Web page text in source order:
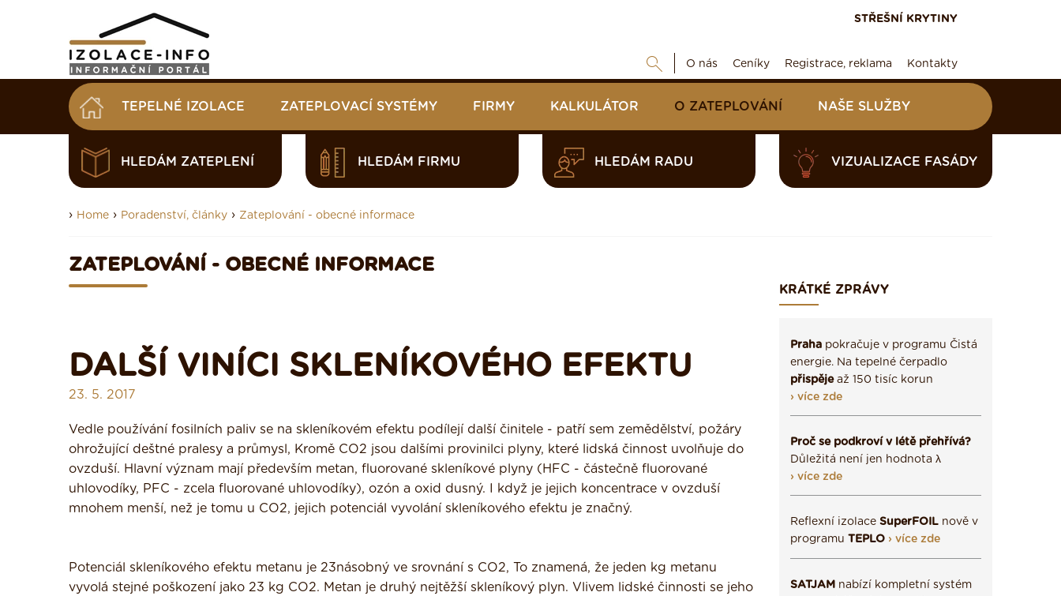
STŘEŠNÍ KRYTINY
O nás Ceníky Registrace, reklama Kontakty
TEPELNÉ IZOLACE ZATEPLOVACÍ SYSTÉMY FIRMY KALKULÁTOR O ZATEPLOVÁNÍ NAŠE SLUŽBY
HLEDÁM ZATEPLENÍ HLEDÁM FIRMU HLEDÁM RADU VIZUALIZACE FASÁDY
› Home › Poradenství, články › Zateplování - obecné informace
ZATEPLOVÁNÍ - OBECNÉ INFORMACE
DALŠÍ VINÍCI SKLENÍKOVÉHO EFEKTU
23. 5. 2017
Vedle používání fosilních paliv se na skleníkovém efektu podílejí další činitele - patří sem zemědělství, požáry
ohrožující deštné pralesy a průmysl, Kromě CO2 jsou dalšími provinilci plyny, které lidská činnost uvolňuje do
ovzduší. Hlavní význam mají především metan, fluorované skleníkové plyny (HFC - částečně fluorované
uhlovodíky, PFC - zcela fluorované uhlovodíky), ozón a oxid dusný. I když je jejich koncentrace v ovzduší
mnohem menší, než je tomu u CO2, jejich potenciál vyvolání skleníkového efektu je značný.
Potenciál skleníkového efektu metanu je 23násobný ve srovnání s CO2, To znamená, že jeden kg metanu
vyvolá stejné poškození jako 23 kg CO2. Metan je druhý nejtěžší skleníkový plyn. Vlivem lidské činnosti se jeho
KRÁTKÉ ZPRÁVY
Praha pokračuje v programu Čistá
energie. Na tepelné čerpadlo
přispějeaž 150 tisíc korun
› více zde
Proč se podkroví v létě přehřívá?
Důležitá není jen hodnota λ
› více zde
Reflexní izolace SuperFOIL nově v
programu TEPLO › více zde
SATJAM nabízí kompletní systém